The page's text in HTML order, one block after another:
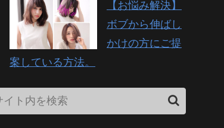
【お悩み解決】
ボブから伸ばし
かけの方にご提
案している方法。